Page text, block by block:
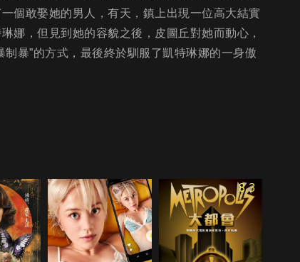
個敢娶她的男人，有天，鎮上出現一位高大結實
娜，但見到她的容貌之後，皮圖丘對她而動心，
暴”的方式，最後終於馴服了凱特琳娜的一身傲
8.3